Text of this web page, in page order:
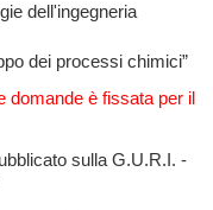
dell'ingegneria
dei processi chimici”
domande è fissata per il
sulla G.U.R.I. -